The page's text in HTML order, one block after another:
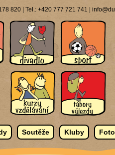
820 | Tel.: +420 777 721 741 |
Soutěže Kluby